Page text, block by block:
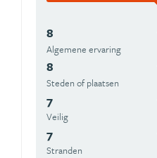
8
Algemene ervaring
8
Steden of plaatsen
7
Veilig
7
Stranden